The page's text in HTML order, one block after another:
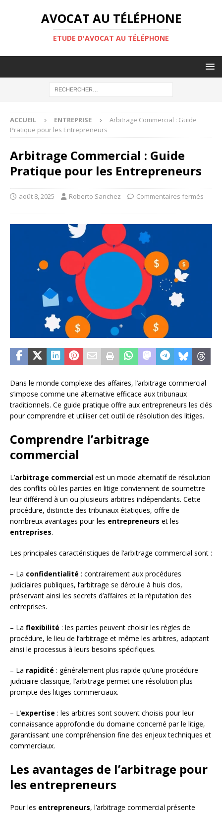
AVOCAT AU TÉLÉPHONE
ETUDE D'AVOCAT AU TÉLÉPHONE
ACCUEIL ENTREPRISE
Arbitrage Commercial : Guide
Pratique pour les Entrepreneurs
Arbitrage Commercial : Guide
Pratique pour les Entrepreneurs
août 8, 2025 Roberto Sanchez Commentaires fermés
Dans le monde complexe des affaires, l’arbitrage commercial
s’impose comme une alternative efficace aux tribunaux
traditionnels. Ce guide pratique offre aux entrepreneurs les clés
pour comprendre et utiliser cet outil de résolution des litiges.
Comprendre l’arbitrage
commercial
L’arbitrage commercial est un mode alternatif de résolution
des conflits où les parties en litige conviennent de soumettre
leur différend à un ou plusieurs arbitres indépendants. Cette
procédure, distincte des tribunaux étatiques, offre de
nombreux avantages pour les entrepreneurs et les
entreprises.
Les principales caractéristiques de l’arbitrage commercial sont :
– La confidentialité : contrairement aux procédures
judiciaires publiques, l’arbitrage se déroule à huis clos,
préservant ainsi les secrets d’affaires et la réputation des
entreprises.
– La flexibilité : les parties peuvent choisir les règles de
procédure, le lieu de l’arbitrage et même les arbitres, adaptant
ainsi le processus à leurs besoins spécifiques.
– La rapidité : généralement plus rapide qu’une procédure
judiciaire classique, l’arbitrage permet une résolution plus
prompte des litiges commerciaux.
– L’expertise : les arbitres sont souvent choisis pour leur
connaissance approfondie du domaine concerné par le litige,
garantissant une compréhension fine des enjeux techniques et
commerciaux.
Les avantages de l’arbitrage pour
les entrepreneurs
Pour les entrepreneurs, l’arbitrage commercial présente